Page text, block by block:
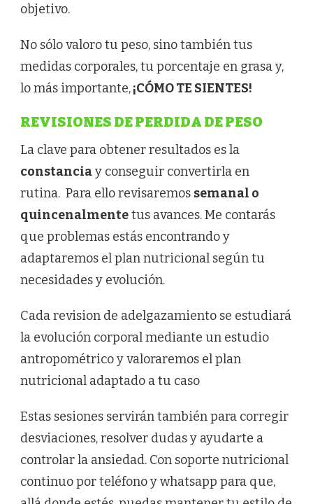
objetivo.
No sólo valoro tu peso, sino también tus
medidas corporales, tu porcentaje en grasa y,
lo más importante,¡CÓMO TE SIENTES!
REVISIONES DE PERDIDA DE PESO
La clave para obtener resultados es la
constanciay conseguir convertirla en
rutina. Para ello revisaremos semanal o
quincenalmentetus avances. Me contarás
que problemas estás encontrando y
adaptaremos el plan nutricional según tu
necesidades y evolución.
Cada revision de adelgazamiento se estudiará
la evolución corporal mediante un estudio
antropométrico y valoraremos el plan
nutricional adaptado a tu caso
Estas sesiones servirán también para corregir
desviaciones, resolver dudas y ayudarte a
controlar la ansiedad. Con soporte nutricional
continuo por teléfono y whatsapp para que,